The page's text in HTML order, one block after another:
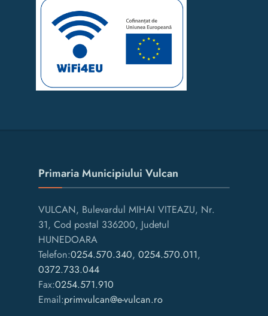
Primaria Municipiului Vulcan
VULCAN, Bulevardul MIHAI VITEAZU, Nr.
31, Cod postal 336200, Judetul
HUNEDOARA
Telefon:0254.570.340, 0254.570.011,
0372.733.044
Fax:0254.571.910
Email:primvulcan@e-vulcan.ro